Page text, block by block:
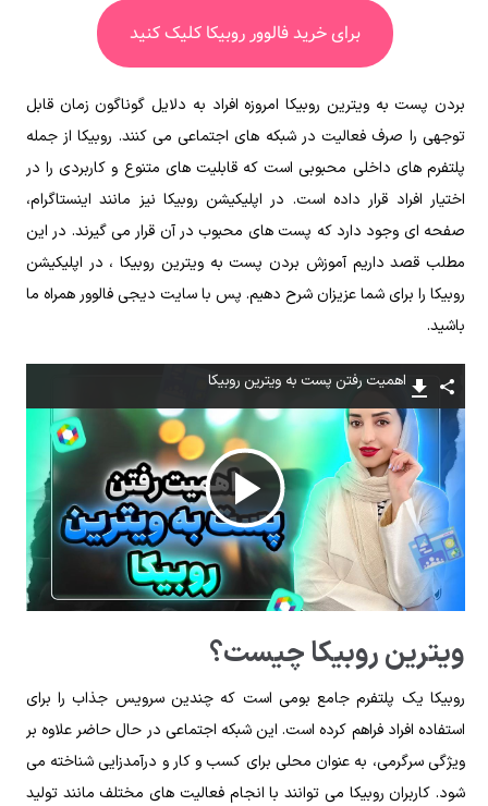
برای خرید فالوور روبیکا کلیک کنید
بردن پست به ویترین روبیکا امروزه افراد به دلایل گوناگون زمان قابل
توجهی را صرف فعالیت در شبکه های اجتماعی می کنند. روبیکا از جمله
پلتفرم های داخلی محبوبی است که قابلیت های متنوع و کاربردی را در
اختیار افراد قرار داده است. در اپلیکیشن روبیکا نیز مانند اینستاگرام،
صفحه ای وجود دارد که پست های محبوب در آن قرار می گیرند. در این
مطلب قصد داریم آموزش بردن پست به ویترین روبیکا ، در اپلیکیشن
روبیکا را برای شما عزیزان شرح دهیم. پس با سایت دیجی فالوور همراه ما
باشید.
اهمیت رفتن پست به ویترین روبیکا
پخش
ویدیو
ویترین روبیکا چیست؟
روبیکا یک پلتفرم جامع بومی است که چندین سرویس جذاب را برای
استفاده افراد فراهم کرده است. این شبکه اجتماعی در حال حاضر علاوه بر
ویژگی سرگرمی، به عنوان محلی برای کسب و کار و درآمدزایی شناخته می
شود‌. کاربران روبیکا می توانند با انجام فعالیت های مختلف مانند تولید